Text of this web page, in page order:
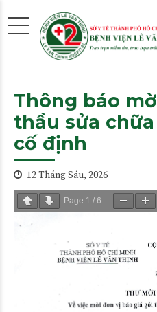
Thông báo
thầu sửa
cố định
12 Tháng Sáu, 2026
Page 1 / 6